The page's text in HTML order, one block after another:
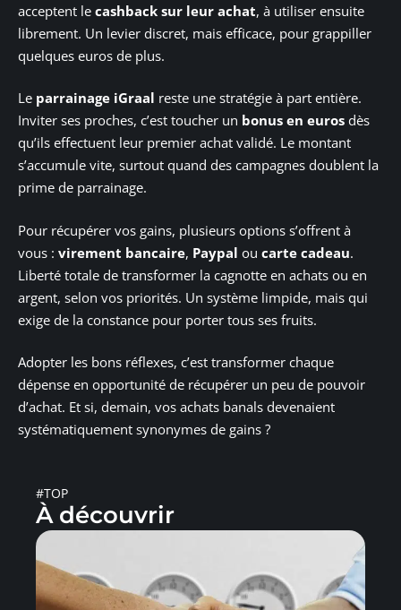
acceptent le cashback sur leur achat, à utiliser ensuite
librement. Un levier discret, mais efficace, pour grappiller
quelques euros de plus.
Le parrainage iGraal reste une stratégie à part entière.
Inviter ses proches, c’est toucher un bonus en euros dès
qu’ils effectuent leur premier achat validé. Le montant
s’accumule vite, surtout quand des campagnes doublent la
prime de parrainage.
Pour récupérer vos gains, plusieurs options s’offrent à
vous : virement bancaire, Paypal ou carte cadeau.
Liberté totale de transformer la cagnotte en achats ou en
argent, selon vos priorités. Un système limpide, mais qui
exige de la constance pour porter tous ses fruits.
Adopter les bons réflexes, c’est transformer chaque
dépense en opportunité de récupérer un peu de pouvoir
d’achat. Et si, demain, vos achats banals devenaient
systématiquement synonymes de gains ?
#TOP
À découvrir